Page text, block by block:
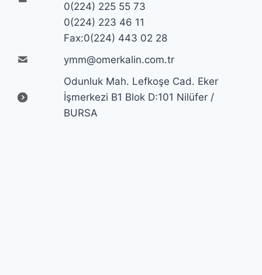
0(224) 225 55 73
0(224) 223 46 11
Fax:0(224) 443 02 28
ymm@omerkalin.com.tr
Odunluk Mah. Lefkoşe Cad. Eker
İşmerkezi B1 Blok D:101 Nilüfer /
BURSA